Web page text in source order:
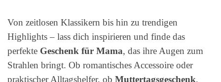
Von zeitlosen Klassikern bis hin zu trendigen
Highlights – lass dich inspirieren und finde das
perfekte Geschenk für Mama, das ihre Augen zum
Strahlen bringt. Ob romantisches Accessoire oder
praktischer Alltagshelfer, ob Muttertagsgeschenk,